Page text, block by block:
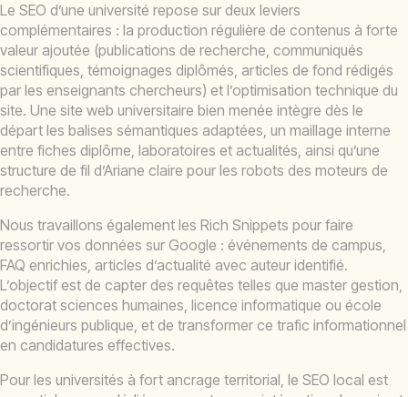
Le SEO d’une université repose sur deux leviers
complémentaires : la production régulière de contenus à forte
valeur ajoutée (publications de recherche, communiqués
scientifiques, témoignages diplômés, articles de fond rédigés
par les enseignants chercheurs) et l’optimisation technique du
site. Une site web universitaire bien menée intègre dès le
départ les balises sémantiques adaptées, un maillage interne
entre fiches diplôme, laboratoires et actualités, ainsi qu’une
structure de fil d’Ariane claire pour les robots des moteurs de
recherche.
Nous travaillons également les Rich Snippets pour faire
ressortir vos données sur Google : événements de campus,
FAQ enrichies, articles d’actualité avec auteur identifié.
L’objectif est de capter des requêtes telles que master gestion,
doctorat sciences humaines, licence informatique ou école
d’ingénieurs publique, et de transformer ce trafic informationnel
en candidatures effectives.
Pour les universités à fort ancrage territorial, le SEO local est